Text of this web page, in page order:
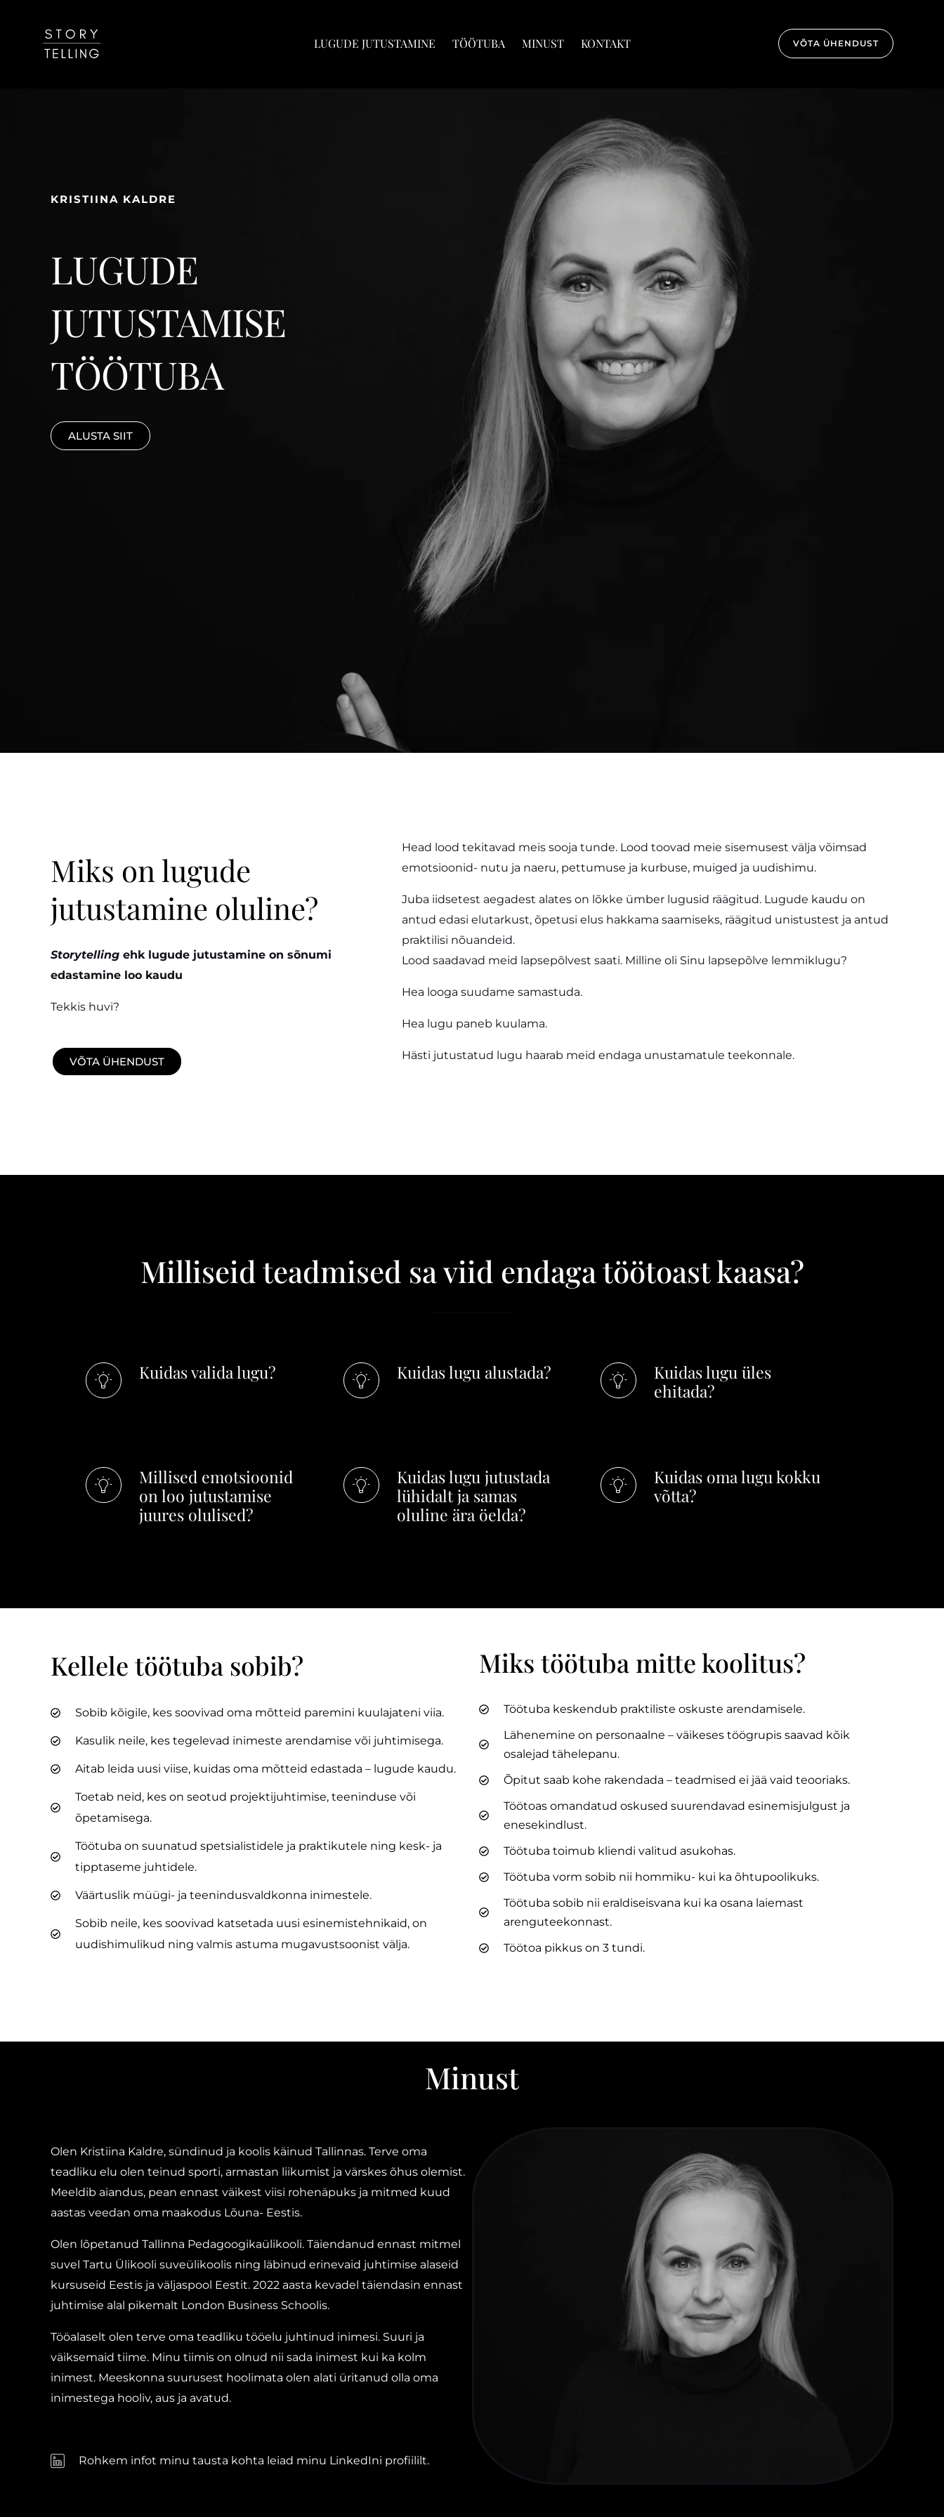
content
LUGUDE JUTUSTAMINE TÖÖTUBA MINUST KONTAKT VÕTA ÜHENDUST
KRISTIINA KALDRE
LUGUDE
JUTUSTAMISE
TÖÖTUBA
ALUSTA SIIT
Miks on lugude
jutustamine oluline?
Storytelling ehk lugude jutustamine on sõnumi
edastamine loo kaudu
Tekkis huvi?
VÕTA ÜHENDUST
Head lood tekitavad meis sooja tunde. Lood toovad meie sisemusest välja võimsad
emotsioonid- nutu ja naeru, pettumuse ja kurbuse, muiged ja uudishimu.
Juba iidsetest aegadest alates on lõkke ümber lugusid räägitud. Lugude kaudu on
antud edasi elutarkust, õpetusi elus hakkama saamiseks, räägitud unistustest ja antud
praktilisi nõuandeid.
Lood saadavad meid lapsepõlvest saati. Milline oli Sinu lapsepõlve lemmiklugu?
Hea looga suudame samastuda.
Hea lugu paneb kuulama.
Hästi jutustatud lugu haarab meid endaga unustamatule teekonnale.
Milliseid teadmised sa viid endaga töötoast kaasa?
Kuidas valida lugu? Kuidas lugu alustada?
Kuidas lugu üles
ehitada?
Millised emotsioonid
on loo jutustamise
juures olulised?
Kuidas lugu jutustada
lühidalt ja samas
oluline ära öelda?
Kuidas oma lugu kokku
võtta?
Kellele töötuba sobib?
Sobib kõigile, kes soovivad oma mõtteid paremini kuulajateni viia.
Kasulik neile, kes tegelevad inimeste arendamise või juhtimisega.
Aitab leida uusi viise, kuidas oma mõtteid edastada – lugude kaudu.
Toetab neid, kes on seotud projektijuhtimise, teeninduse või
õpetamisega.
Töötuba on suunatud spetsialistidele ja praktikutele ning kesk- ja
tipptaseme juhtidele.
Väärtuslik müügi- ja teenindusvaldkonna inimestele.
Sobib neile, kes soovivad katsetada uusi esinemistehnikaid, on
uudishimulikud ning valmis astuma mugavustsoonist välja.
Miks töötuba mitte koolitus?
Töötuba keskendub praktiliste oskuste arendamisele.
Lähenemine on personaalne – väikeses töögrupis saavad kõik
osalejad tähelepanu.
Õpitut saab kohe rakendada – teadmised ei jää vaid teooriaks.
Töötoas omandatud oskused suurendavad esinemisjulgust ja
enesekindlust.
Töötuba toimub kliendi valitud asukohas.
Töötuba vorm sobib nii hommiku- kui ka õhtupoolikuks.
Töötuba sobib nii eraldiseisvana kui ka osana laiemast
arenguteekonnast.
Töötoa pikkus on 3 tundi.
Minust
Olen Kristiina Kaldre, sündinud ja koolis käinud Tallinnas. Terve oma
teadliku elu olen teinud sporti, armastan liikumist ja värskes õhus olemist.
Meeldib aiandus, pean ennast väikest viisi rohenäpuks ja mitmed kuud
aastas veedan oma maakodus Lõuna- Eestis.
Olen lõpetanud Tallinna Pedagoogikaülikooli. Täiendanud ennast mitmel
suvel Tartu Ülikooli suveülikoolis ning läbinud erinevaid juhtimise alaseid
kursuseid Eestis ja väljaspool Eestit. 2022 aasta kevadel täiendasin ennast
juhtimise alal pikemalt London Business Schoolis.
Tööalaselt olen terve oma teadliku tööelu juhtinud inimesi. Suuri ja
väiksemaid tiime. Minu tiimis on olnud nii sada inimest kui ka kolm
inimest. Meeskonna suurusest hoolimata olen alati üritanud olla oma
inimestega hooliv, aus ja avatud.
Rohkem infot minu tausta kohta leiad minu LinkedIni profiililt.